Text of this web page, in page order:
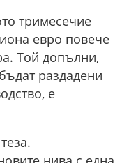
тримесечие
евро повече
Той допълни,
раздадени
е